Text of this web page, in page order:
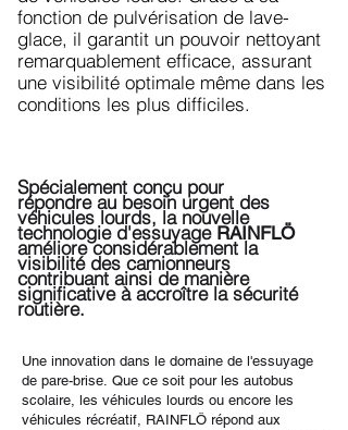
fonction de pulvérisation de lave-
glace, il garantit un pouvoir nettoyant
remarquablement efficace, assurant
une visibilité optimale même dans les
conditions les plus difficiles.
Spécialement conçu pour
répondre au besoin urgent des
véhicules lourds, la nouvelle
technologie d'essuyage RAINFLÖ
améliore considérablement la
visibilité des camionneurs
contribuant ainsi de manière
significative à accroître la sécurité
routière.
Une innovation dans le domaine de l'essuyage
de pare-brise. Que ce soit pour les autobus
scolaire, les véhicules lourds ou encore les
véhicules récréatif, RAINFLÖ répond aux